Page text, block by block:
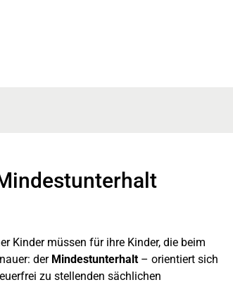
Kinder müssen für ihre Kinder, die beim
der Mindestunterhalt– orientiert sich
zu stellenden sächlichen